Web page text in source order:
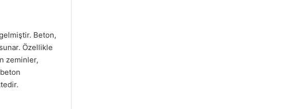
Beton,
Özellikle
zeminler,